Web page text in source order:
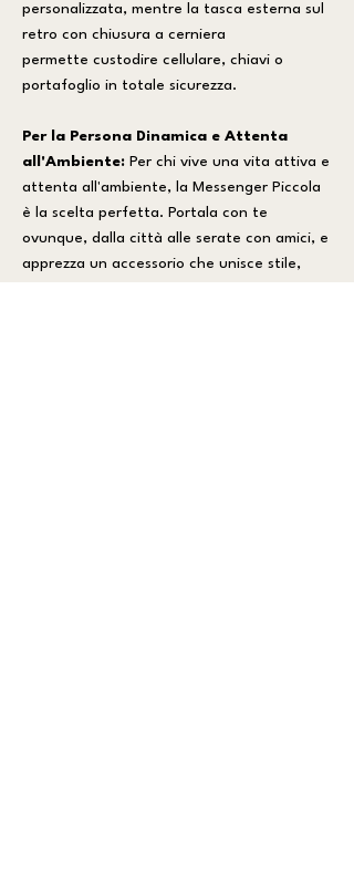
personalizzata, mentre la tasca esterna sul
retro con chiusura a cerniera
permette custodire cellulare, chiavi o
portafoglio in totale sicurezza.
Per la Persona Dinamica e Attenta
all'Ambiente: Per chi vive una vita attiva e
attenta all'ambiente, la Messenger Piccola
è la scelta perfetta. Portala con te
ovunque, dalla città alle serate con amici, e
apprezza un accessorio che unisce stile,